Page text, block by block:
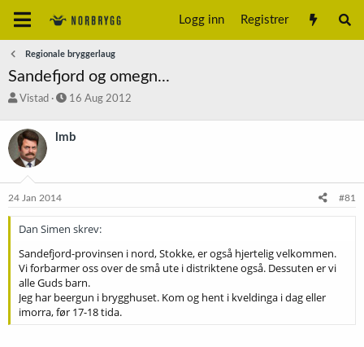
Logg inn Registrer
Regionale bryggerlaug
Sandefjord og omegn...
T
å
d
s
a
r
t
e
Vistad
S
r
a
o
16 Aug 2012
lmb
24 Jan 2014 #81
Dan Simen skrev:
Sandefjord-provinsen i nord, Stokke, er også hjertelig velkommen.
Vi forbarmer oss over de små ute i distriktene også. Dessuten er vi
alle Guds barn.
Jeg har beergun i brygghuset. Kom og hent i kveldinga i dag eller
imorra, før 17-18 tida.